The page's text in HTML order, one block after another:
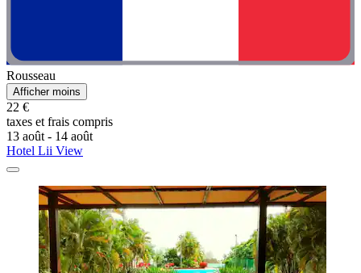
Rousseau
Afficher moins
22 €
taxes et frais compris
13 août - 14 août
Hotel Lii View